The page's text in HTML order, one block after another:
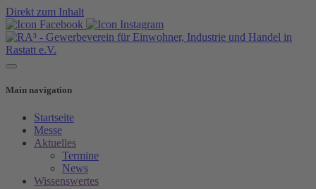
Direkt zum Inhalt
Main navigation
Startseite
Messe
Aktuelles
Termine
News
Wissenswertes